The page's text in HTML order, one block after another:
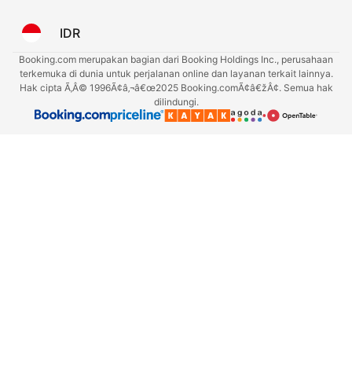
IDR
Booking.com merupakan bagian dari Booking Holdings Inc., perusahaan
terkemuka di dunia untuk perjalanan online dan layanan terkait lainnya.
Hak cipta Ã‚Â© 1996Ã¢â‚¬â€œ2025 Booking.comÃ¢â€žÂ¢. Semua hak
dilindungi.